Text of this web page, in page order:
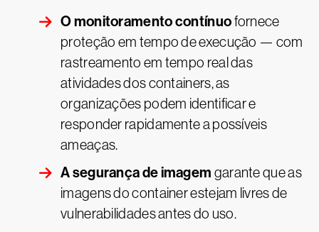
O monitoramento contínuofornece
proteção em tempo de execução — com
rastreamento em tempo real das
atividades dos containers, as
organizações podem identificar e
responder rapidamente a possíveis
ameaças.
A segurança de imagem garante que as
imagens do container estejam livres de
vulnerabilidades antes do uso.